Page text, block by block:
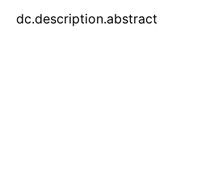
dc.description.abstract